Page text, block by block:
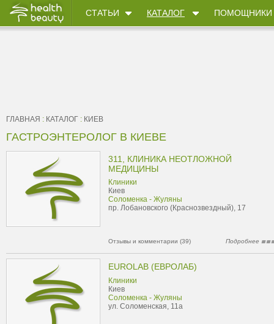
СТАТЬИ КАТАЛОГ ПОМОЩНИКИ
ГЛАВНАЯ : КАТАЛОГ : КИЕВ
ГАСТРОЭНТЕРОЛОГ В КИЕВЕ
311, КЛИНИКА НЕОТЛОЖНОЙ
МЕДИЦИНЫ
Клиники
Киев
Соломенка - Жуляны
пр. Лобановского (Краснозвездный), 17
Отзывы и комментарии (39) Подробнее
EUROLAB (ЕВРОЛАБ)
Клиники
Киев
Соломенка - Жуляны
ул. Соломенская, 11а